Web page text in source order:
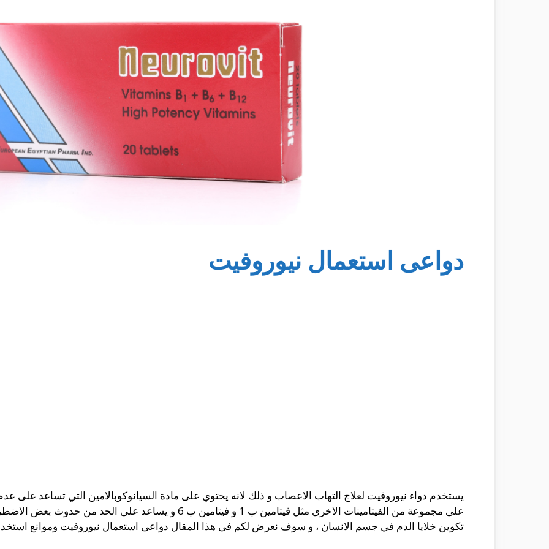
دواعى استعمال نيوروفيت
على مجموعة من الفيتامينات الاخرى مثل فيتامين ب 1 و فيتامين ب 6 و
تكوين خلايا الدم في جسم الانسان ، و سوف نعرض لكم فى هذا المقال دواعى استعمال نيوروفيت وموانع استخدامه